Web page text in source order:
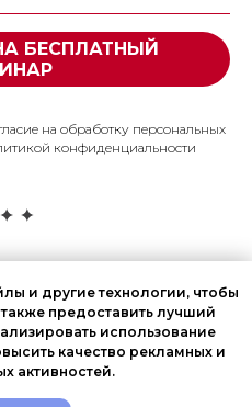
БЕСПЛАТНЫЙ
на обработку персональных
конфиденциальности
конфиденциальности
и другие технологии, чтобы
предоставить лучший
использование
качество рекламных и
активностей.